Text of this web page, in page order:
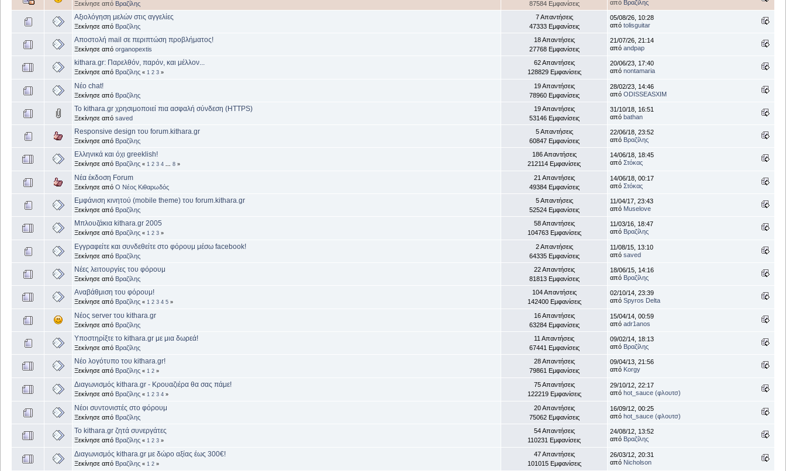
Ξεκίνησε από Βραζίλης 87584 Εμφανίσεις από Βραζίλης
Αξιολόγηση μελών στις αγγελίες
Ξεκίνησε από Βραζίλης
7 Απαντήσεις
47333 Εμφανίσεις
05/08/26, 10:28
από tolisguitar
Αποστολή mail σε περιπτώση προβλήματος!
Ξεκίνησε από organopextis
18 Απαντήσεις
27768 Εμφανίσεις
21/07/26, 21:14
από andpap
kithara.gr: Παρελθόν, παρόν, και μέλλον...
Ξεκίνησε από Βραζίλης « 1 2 3 »
62 Απαντήσεις
128829 Εμφανίσεις
20/06/23, 17:40
από nontamaria
Νέο chat!
Ξεκίνησε από Βραζίλης
19 Απαντήσεις
78960 Εμφανίσεις
28/02/23, 14:46
από ODISSEASXIM
Το kithara.gr χρησιμοποιεί πια ασφαλή σύνδεση (HTTPS)
Ξεκίνησε από saved
19 Απαντήσεις
53146 Εμφανίσεις
31/10/18, 16:51
από bathan
Responsive design του forum.kithara.gr
Ξεκίνησε από Βραζίλης
5 Απαντήσεις
60847 Εμφανίσεις
22/06/18, 23:52
από Βραζίλης
Ελληνικά και όχι greeklish!
Ξεκίνησε από Βραζίλης « 1 2 3 4 8 »
186 Απαντήσεις
212114 Εμφανίσεις
14/06/18, 18:45
από Στόκας
Νέα έκδοση Forum
Ξεκίνησε από Ο Νέος Κιθαρωδός
21 Απαντήσεις
49384 Εμφανίσεις
14/06/18, 00:17
από Στόκας
Εμφάνιση κινητού (mobile theme) του forum.kithara.gr
Ξεκίνησε από Βραζίλης
5 Απαντήσεις
52524 Εμφανίσεις
11/04/17, 23:43
από Muselove
Μπλουζάκια kithara.gr 2005
Ξεκίνησε από Βραζίλης « 1 2 3 »
58 Απαντήσεις
104763 Εμφανίσεις
11/03/16, 18:47
από Βραζίλης
Εγγραφείτε και συνδεθείτε στο φόρουμ μέσω facebook!
Ξεκίνησε από Βραζίλης
2 Απαντήσεις
64335 Εμφανίσεις
11/08/15, 13:10
από saved
Νέες λειτουργίες του φόρουμ
Ξεκίνησε από Βραζίλης
22 Απαντήσεις
81813 Εμφανίσεις
18/06/15, 14:16
από Βραζίλης
Αναβάθμιση του φόρουμ!
Ξεκίνησε από Βραζίλης « 1 2 3 4 5 »
104 Απαντήσεις
142400 Εμφανίσεις
02/10/14, 23:39
από Spyros Delta
Νέος server του kithara.gr
Ξεκίνησε από Βραζίλης
16 Απαντήσεις
63284 Εμφανίσεις
15/04/14, 00:59
από adr1anos
Υποστηρίξτε το kithara.gr με μια δωρεά!
Ξεκίνησε από Βραζίλης
11 Απαντήσεις
67441 Εμφανίσεις
09/02/14, 18:13
από Βραζίλης
Νέο λογότυπο του kithara.gr!
Ξεκίνησε από Βραζίλης « 1 2 »
28 Απαντήσεις
79861 Εμφανίσεις
09/04/13, 21:56
από Korgy
Διαγωνισμός kithara.gr - Κρουαζιέρα θα σας πάμε!
Ξεκίνησε από Βραζίλης « 1 2 3 4 »
75 Απαντήσεις
122219 Εμφανίσεις
29/10/12, 22:17
από hot_sauce (φλουτσ)
Νέοι συντονιστές στο φόρουμ
Ξεκίνησε από Βραζίλης
20 Απαντήσεις
75062 Εμφανίσεις
16/09/12, 00:25
από hot_sauce (φλουτσ)
Το kithara.gr ζητά συνεργάτες
Ξεκίνησε από Βραζίλης « 1 2 3 »
54 Απαντήσεις
110231 Εμφανίσεις
24/08/12, 13:52
από Βραζίλης
Διαγωνισμός kithara.gr με δώρο αξίας έως 300€!
Ξεκίνησε από Βραζίλης « 1 2 »
47 Απαντήσεις
101015 Εμφανίσεις
26/03/12, 20:31
από Nicholson